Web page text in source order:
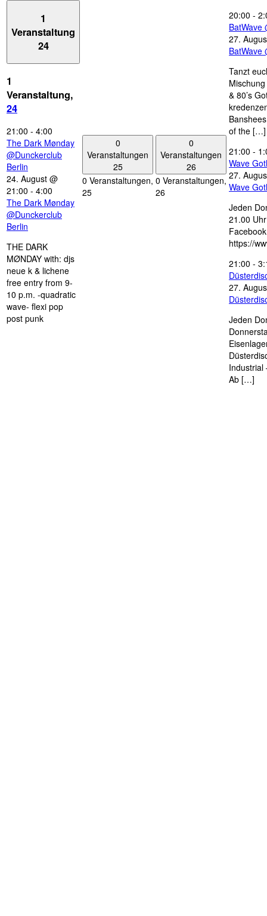
1
Veranstaltung
24
1
Veranstaltung,
24
21:00 - 4:00
The Dark Mønday
@Dunckerclub
Berlin
24. August @
21:00 - 4:00
The Dark Mønday
@Dunckerclub
Berlin
THE DARK
MØNDAY with: djs
neue k & lichene
free entry from 9-
10 p.m. -quadratic
wave- flexi pop
post punk
0
Veranstaltungen
25
0 Veranstaltungen,
25
0
Veranstaltungen
26
0 Veranstaltungen,
26
20:00 -
BatWave
27.
BatWave
Tanzt
& 80’s
of the […]
21:00 -
Wave
27.
Wave
Jeden
21.00
https://
21:00 -
27.
Jeden
Industrial
Ab […]